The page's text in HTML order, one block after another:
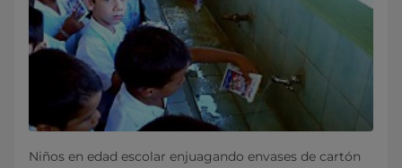
Niños en edad escolar enjuagando envases de cartón